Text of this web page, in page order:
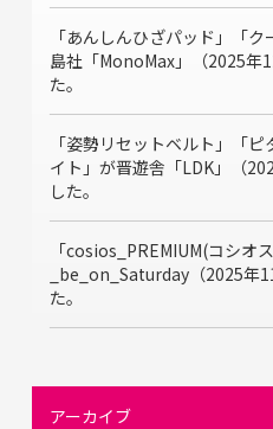
「あんしんひざパッド」「
島社「MonoMax」（2025年
た。
「姿勢リセットベルト」「
イト」が晋遊舎「LDK」（
した。
「cosios_PREMIUM(コシオ
_be_on_Saturday（2025年
た。
アーカイブ